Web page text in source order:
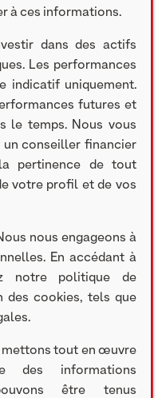
:VOGO
à ces informations.
dans des actifs
Les performances
indicatif uniquement.
futures et
le temps. Nous vous
un conseiller financier
pertinence de tout
votre profil et de vos
nous engageons à
En accédant à
notre politique de
des cookies, tels que
mettons tout en œuvre
des informations
être tenus